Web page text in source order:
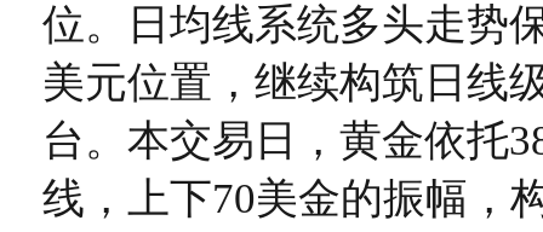
位。日均线系统多头走势
美元位置，继续构筑日线
台。本交易日，黄金依托
线，上下70美金的振幅，